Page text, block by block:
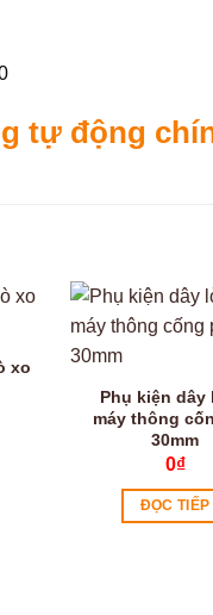
tự động
xo
Phụ kiện dây
máy thông
30mm
0₫
ĐỌC TIẾP